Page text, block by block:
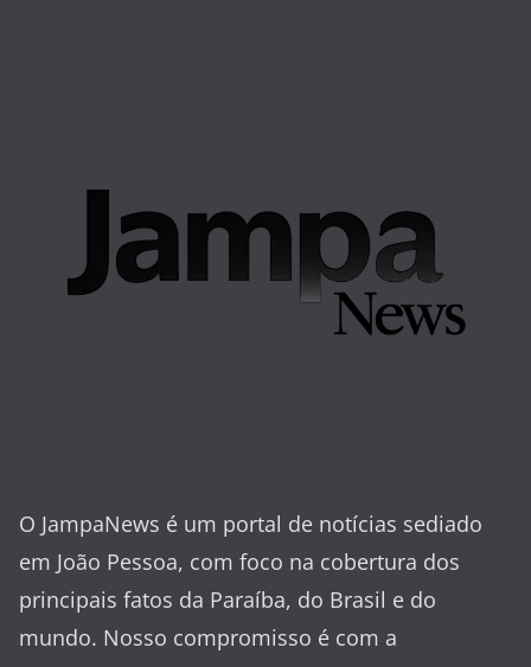
O JampaNews é um portal de notícias sediado
em João Pessoa, com foco na cobertura dos
principais fatos da Paraíba, do Brasil e do
mundo. Nosso compromisso é com a